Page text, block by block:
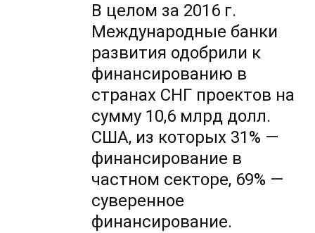
В целом за 2016 г.
Международные банки
развития одобрили к
финансированию в
странах СНГ проектов на
сумму 10,6 млрд долл.
США, из которых 31% —
финансирование в
частном секторе, 69% —
суверенное
финансирование.